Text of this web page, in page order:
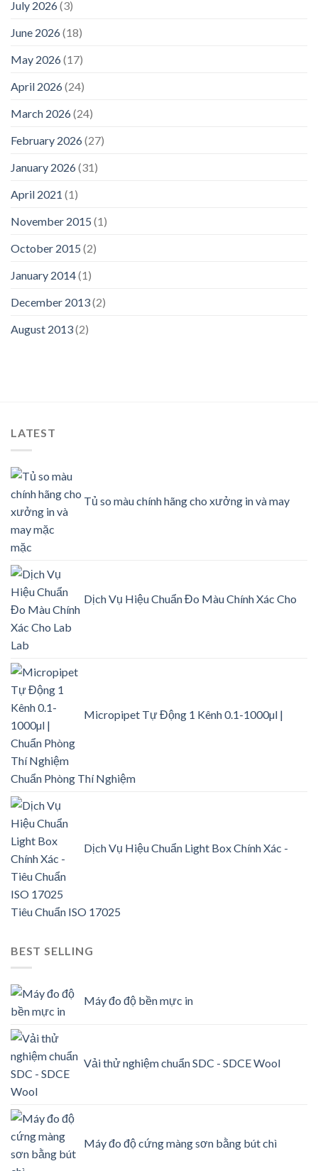
July 2026(3)
June 2026(18)
May 2026(17)
April 2026(24)
March 2026(24)
February 2026(27)
January 2026(31)
April 2021 (1)
November 2015 (1)
October 2015 (2)
January 2014(1)
December 2013(2)
August 2013(2)
LATEST
Tủ so màu chính hãng cho xưởng in và may
mặc
Dịch Vụ Hiệu Chuẩn Đo Màu Chính Xác Cho
Lab
Micropipet Tự Động 1 Kênh 0.1-1000µl |
Chuẩn Phòng Thí Nghiệm
Dịch Vụ Hiệu Chuẩn Light Box Chính Xác -
Tiêu Chuẩn ISO 17025
BEST SELLING
Máy đo độ bền mực in
Vải thử nghiệm chuẩn SDC - SDCE Wool
Máy đo độ cứng màng sơn bằng bút chì